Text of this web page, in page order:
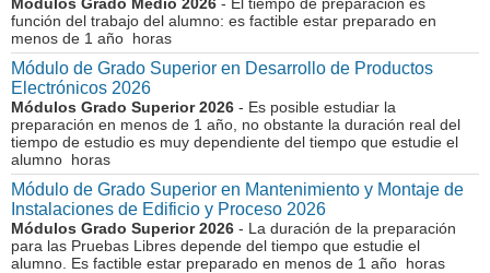
función del trabajo del alumno: es factible estar preparado en
menos de 1 año horas
Módulo de Grado Superior en Desarrollo de Productos
Electrónicos 2026
Módulos Grado Superior 2026 - Es posible estudiar la
preparación en menos de 1 año, no obstante la duración real del
tiempo de estudio es muy dependiente del tiempo que estudie el
alumno horas
Módulo de Grado Superior en Mantenimiento y Montaje de
Instalaciones de Edificio y Proceso 2026
Módulos Grado Superior 2026 - La duración de la preparación
para las Pruebas Libres depende del tiempo que estudie el
alumno. Es factible estar preparado en menos de 1 año horas